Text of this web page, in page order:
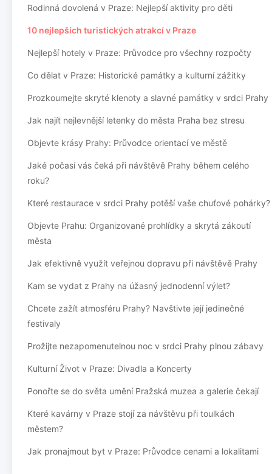
Rodinná dovolená v Praze: Nejlepší aktivity pro děti
10 nejlepších turistických atrakcí v Praze
Nejlepší hotely v Praze: Průvodce pro všechny rozpočty
Co dělat v Praze: Historické památky a kulturní zážitky
Prozkoumejte skryté klenoty a slavné památky v srdci Prahy
Jak najít nejlevnější letenky do města Praha bez stresu
Objevte krásy Prahy: Průvodce orientací ve městě
Jaké počasí vás čeká při návštěvě Prahy během celého
roku?
Které restaurace v srdci Prahy potěší vaše chuťové pohárky?
Objevte Prahu: Organizované prohlídky a skrytá zákoutí
města
Jak efektivně využít veřejnou dopravu při návštěvě Prahy
Kam se vydat z Prahy na úžasný jednodenní výlet?
Chcete zažít atmosféru Prahy? Navštivte její jedinečné
festivaly
Prožijte nezapomenutelnou noc v srdci Prahy plnou zábavy
Kulturní Život v Praze: Divadla a Koncerty
Ponořte se do světa umění Pražská muzea a galerie čekají
Které kavárny v Praze stojí za návštěvu při toulkách
městem?
Jak pronajmout byt v Praze: Průvodce cenami a lokalitami